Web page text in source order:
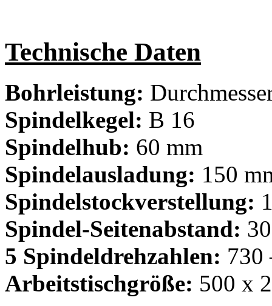
Technische Daten
Bohrleistung:
Spindelkegel: B 16
Spindelhub: 60 mm
Spindelausladung: 150
Spindelstockverstellung:
Spindel-Seitenabstand:
5 Spindeldrehzahlen: 730
Arbeitstischgröße: 500 x